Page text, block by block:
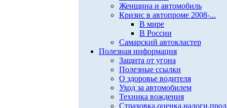
Женщина и автомобиль
Кризис в автопроме 2008-...
В мире
В России
Самарский автокластер
Полезная информация
Защита от угона
Полезные ссылки
О здоровье водителя
Уход за автомобилем
Техника вождения